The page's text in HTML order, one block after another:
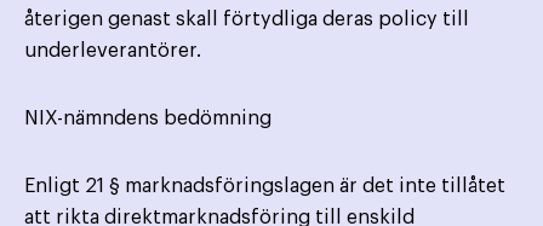
återigen genast skall förtydliga deras policy till
underleverantörer.
NIX-nämndens bedömning
Enligt 21 § marknadsföringslagen är det inte tillåtet
att rikta direktmarknadsföring till enskild